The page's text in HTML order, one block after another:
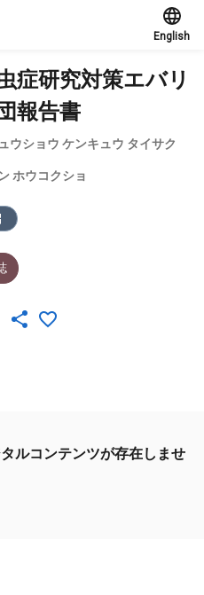
English
症研究対策エバリ
報告書
ウショウ ケンキュウ タイサク
ホウコクショ
ルコンテンツが存在しませ